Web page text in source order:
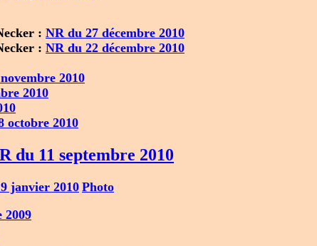
: NR du 27 décembre 2010
: NR du 22 décembre 2010
2010
2010
octobre 2010
du 11 septembre 2010
janvier 2010Photo
2009